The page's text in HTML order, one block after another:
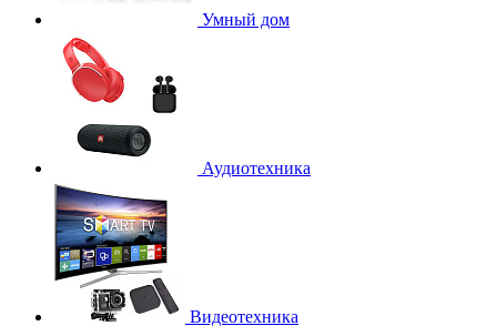
Умный дом
Аудиотехника
Видеотехника